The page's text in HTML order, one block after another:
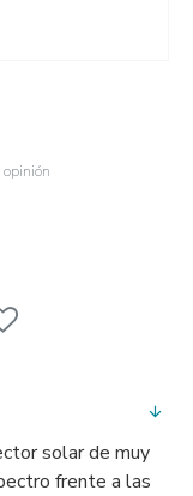
opinión
solar de muy
frente a las